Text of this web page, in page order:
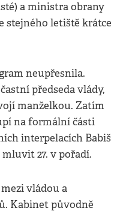
a ministra obrany
stejného letiště krátce
neupřesnila.
předseda vlády,
manželkou. Zatím
na formální části
interpelacích Babiš
27. v pořadí.
vládou a
Kabinet původně